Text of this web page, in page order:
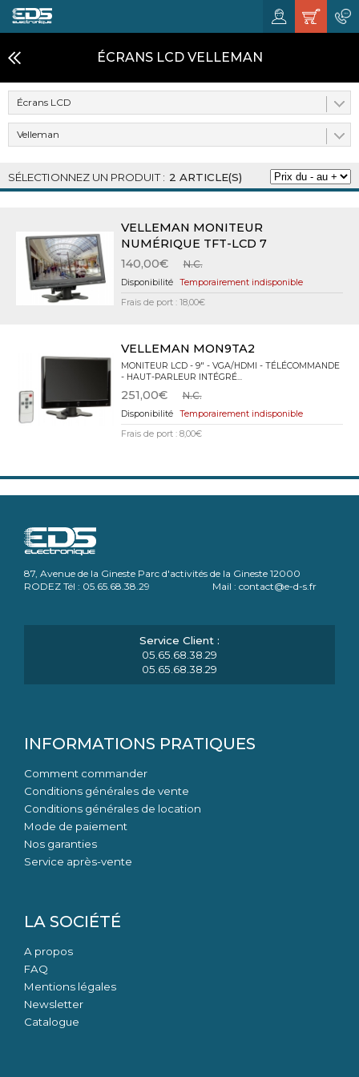
ÉCRANS LCD VELLEMAN
Écrans LCD
Velleman
2 ARTICLE(S)
VELLEMAN MONITEUR
NUMÉRIQUE TFT-LCD 7
140,00€
N.C.
Temporairement indisponible
Frais de port : 18,00€
VELLEMAN MON9TA2
MONITEUR LCD - 9" - VGA/HDMI - TÉLÉCOMMANDE
- HAUT-PARLEUR INTÉGRÉ...
251,00€ N.C.
Temporairement indisponible
Frais de port : 8,00€
87, Avenue de la Gineste Parc d'activités de la Gineste 12000
RODEZ Tél : 05.65.68.38.29 Mail : contact@e-d-s.fr
05.65.68.38.29
05.65.68.38.29
INFORMATIONS PRATIQUES
Comment commander
Conditions générales de vente
Conditions générales de location
Mode de paiement
Nos garanties
Service après-vente
LA SOCIÉTÉ
A propos
FAQ
Mentions légales
Newsletter
Catalogue